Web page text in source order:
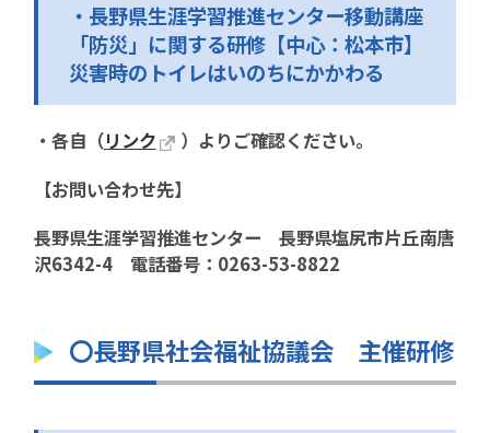
・長野県生涯学習推進センター移動講座
「防災」に関する研修【中心：松本市】
災害時のトイレはいのちにかかわる
・各自（リンク
）よりご確認ください。
【お問い合わせ先】
長野県生涯学習推進センター 長野県塩尻市片丘南唐
沢6342-4 電話番号：0263-53-8822
〇長野県社会福祉協議会 主催研修